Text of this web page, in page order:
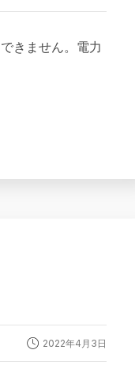
きません。電力
2022年4月3日